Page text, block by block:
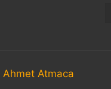
Ahmet Atmaca